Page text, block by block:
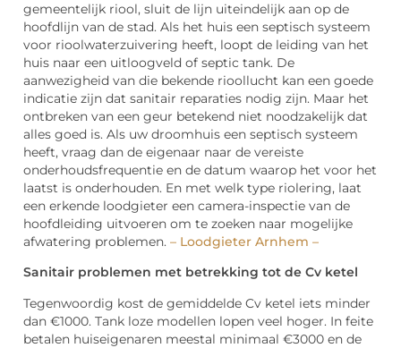
gemeentelijk riool, sluit de lijn uiteindelijk aan op de
hoofdlijn van de stad. Als het huis een septisch systeem
voor rioolwaterzuivering heeft, loopt de leiding van het
huis naar een uitloogveld of septic tank. De
aanwezigheid van die bekende rioollucht kan een goede
indicatie zijn dat sanitair reparaties nodig zijn. Maar het
ontbreken van een geur betekend niet noodzakelijk dat
alles goed is. Als uw droomhuis een septisch systeem
heeft, vraag dan de eigenaar naar de vereiste
onderhoudsfrequentie en de datum waarop het voor het
laatst is onderhouden. En met welk type riolering, laat
een erkende loodgieter een camera-inspectie van de
hoofdleiding uitvoeren om te zoeken naar mogelijke
afwatering problemen. – Loodgieter Arnhem –
Sanitair problemen met betrekking tot de Cv ketel
Tegenwoordig kost de gemiddelde Cv ketel iets minder
dan €1000. Tank loze modellen lopen veel hoger. In feite
betalen huiseigenaren meestal minimaal €3000 en de